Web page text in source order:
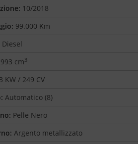
10/2018
99.000 Km
Diesel
cm3
KW / 249 CV
Automatico (8)
Pelle Nero
Argento metallizzato